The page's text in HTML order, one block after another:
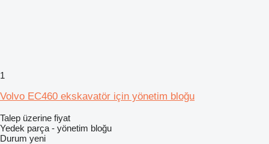
1
Volvo EC460 ekskavatör için yönetim bloğu
Talep üzerine fiyat
Yedek parça - yönetim bloğu
Durum yeni